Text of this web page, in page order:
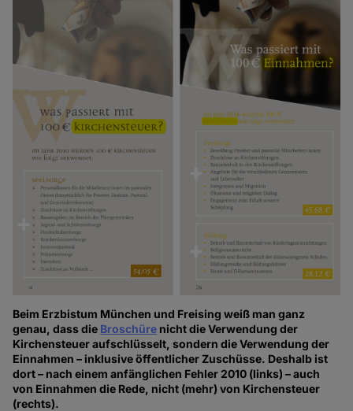
Beim Erzbistum München und Freising weiß man ganz
genau, dass die Broschüre nicht die Verwendung der
Kirchensteuer aufschlüsselt, sondern die Verwendung der
Einnahmen – inklusive öffentlicher Zuschüsse. Deshalb ist
dort – nach einem anfänglichen Fehler 2010 (links) – auch
von Einnahmen die Rede, nicht (mehr) von Kirchensteuer
(rechts).